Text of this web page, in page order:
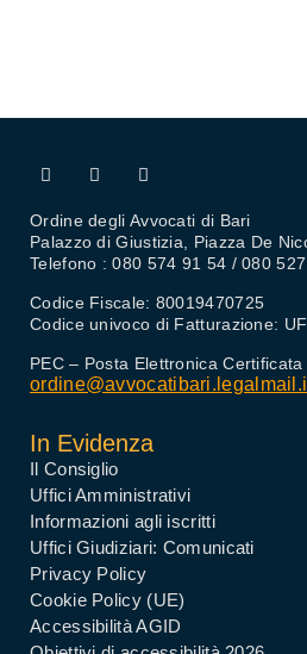
Ordine degli Avvocati di Bari
Palazzo di Giustizia, Piazza De
Telefono : 080 574 91 54 / 080
Codice Fiscale: 80019470725
Codice univoco di Fatturazione:
PEC – Posta Elettronica Certificata
In Evidenza
Il Consiglio
Uffici Amministrativi
Informazioni agli iscritti
Uffici Giudiziari: Comunicati
Privacy Policy
Cookie Policy (UE)
Accessibilità AGID